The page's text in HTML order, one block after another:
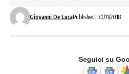
Giovanni De LucaPublished: 30/11/2018
Seguici su